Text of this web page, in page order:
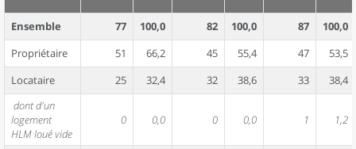
Ensemble 77 100,0 82 100,0 87
100,0
Propriétaire
51 66,2 45 55,4 47
53,5
Locataire
25 32,4 32 38,6 33
38,4
dont d'un
logement
HLM loué vide
0 0,0 0 0,0 1 1,2